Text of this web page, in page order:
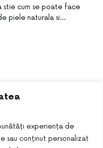
experiența de
sau conținut personalizat
stie cum se poate face
piele naturala si…